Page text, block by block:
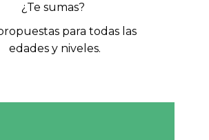
¿Te sumas?
para todas las
edades y niveles.